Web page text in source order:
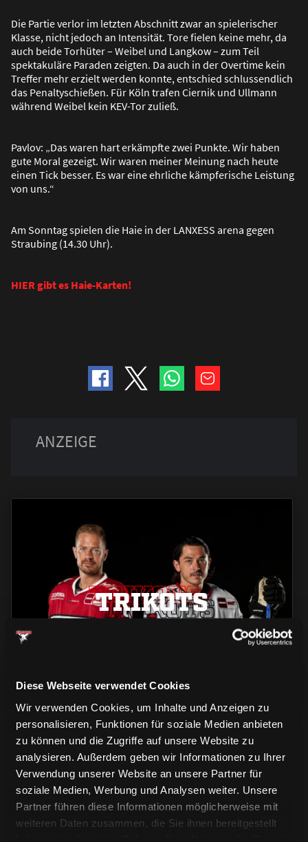
Diese Webseite verwendet Cookies
Wir verwenden Cookies, um Inhalte und Anzeigen zu
personalisieren, Funktionen für soziale Medien anbieten
zu können und die Zugriffe auf unsere Website zu
analysieren. Außerdem geben wir Informationen zu Ihrer
Verwendung unserer Website an unsere Partner für
soziale Medien, Werbung und Analysen weiter. Unsere
Partner führen diese Informationen möglicherweise mit
weiteren Daten zusammen, die Sie ihnen bereitgestellt
Die Partie verlor im letzten Abschnitt zwar an spielerischer
Klasse, nicht jedoch an Intensität. Tore fielen keine mehr, da
auch beide Torhüter – Weibel und Langkow – zum Teil
spektakuläre Paraden zeigten. Da auch in der Overtime kein
Treffer mehr erzielt werden konnte, entschied schlussendlich
das Penaltyschießen. Für Köln trafen Ciernik und Ullmann
während Weibel kein KEV-Tor zuließ.
Pavlov: „Das waren hart erkämpfte zwei Punkte. Wir haben
gute Moral gezeigt. Wir waren meiner Meinung nach heute
einen Tick besser. Es war eine ehrliche kämpferische Leistung
von uns.“
Am Sonntag spielen die Haie in der LANXESS arena gegen
Straubing (14.30 Uhr).
HIER gibt es Haie-Karten!
TRIKOTS
TRIKOTS
TRIKOTS
CAPS & CO
CAPS & CO
CAPS & CO